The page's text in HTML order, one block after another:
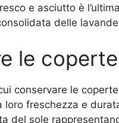
e asciutto è
delle
le
conservare le
loro freschezza e
del sole